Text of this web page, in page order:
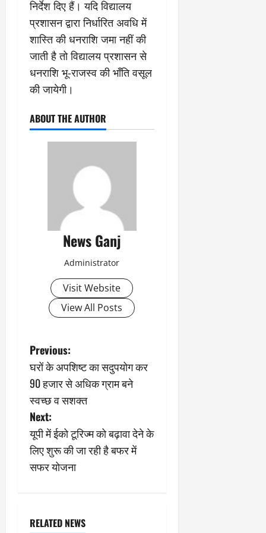
निर्देश दिए हैं। यदि विद्यालय
प्रशासन द्वारा निर्धारित अवधि में
शास्ति की धनराशि जमा नहीं की
जाती है तो विद्यालय प्रशासन से
धनराशि भू-राजस्व की भाँति वसूल
की जायेगी।
ABOUT THE AUTHOR
News Ganj
Administrator
Visit Website
View All Posts
P
o
s
t
n
a
Previous:
घरों के अपशिष्ट का सदुपयोग कर
90 हजार से अधिक ग्राम बने
स्वच्छ व सशक्त
Next:
यूपी में ईको टूरिज्म को बढ़ावा देने के
लिए शुरू की जा रही है बफर में
सफर योजना
RELATED NEWS